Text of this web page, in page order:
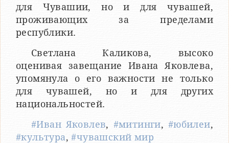
для Чувашии, но и для чувашей,
проживающих за пределами
республики.
Светлана Каликова, высоко
оценивая завещание Ивана Яковлева,
упомянула о его важности не только
для чувашей, но и для других
национальностей.
#Иван Яковлев, #митинги, #юбилеи,
#культура,#чувашский мир